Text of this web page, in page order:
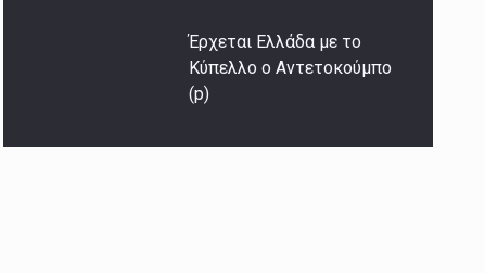
Έρχεται Ελλάδα με το
Κύπελλο ο Αντετοκούμπο
(p)